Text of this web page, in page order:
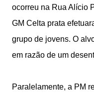
ocorreu na Rua Alício
GM Celta prata
grupo de jovens. O
em razão de um
Paralelamente, a PM